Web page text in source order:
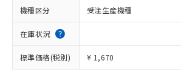
機種区分 受注生産機種
在庫状況
標準価格(税別) ¥ 1,670